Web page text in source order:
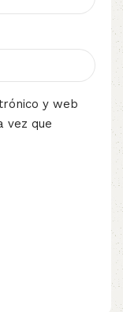
y web
vez que